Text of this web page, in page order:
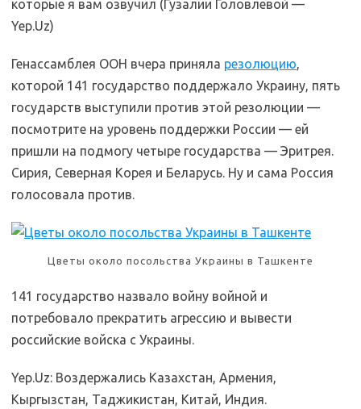
которые я вам озвучил (Гузалии Головлевой —
Yep.Uz)
Генассамблея ООН вчера приняла резолюцию,
которой 141 государство поддержало Украину, пять
государств выступили против этой резолюции —
посмотрите на уровень поддержки России — ей
пришли на подмогу четыре государства — Эритрея.
Сирия, Северная Корея и Беларусь. Ну и сама Россия
голосовала против.
Цветы около посольства Украины в Ташкенте
141 государство назвало войну войной и
потребовало прекратить агрессию и вывести
российские войска с Украины.
Yep.Uz: Воздержались Казахстан, Армения,
Кыргызстан, Таджикистан, Китай, Индия.